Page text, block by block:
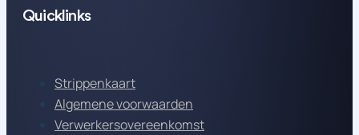
Quicklinks
Strippenkaart
Algemene voorwaarden
Verwerkersovereenkomst